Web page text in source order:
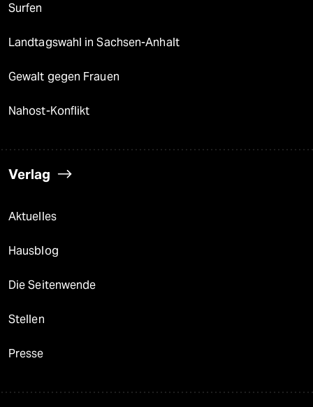
Surfen
Landtagswahl in Sachsen-Anhalt
Gewalt gegen Frauen
Nahost-Konflikt
Verlag
Aktuelles
Hausblog
Die Seitenwende
Stellen
Presse